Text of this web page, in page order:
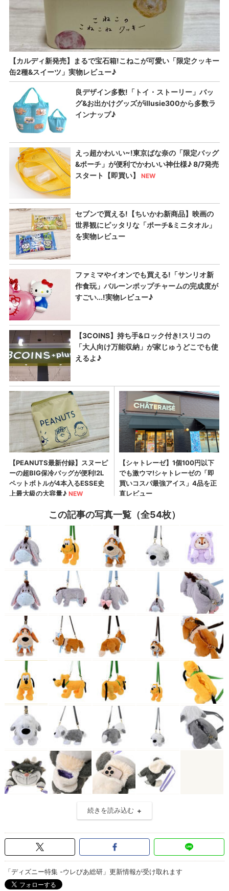
この記事の写真一覧（全54枚）
続きを読み込む
「ディズニー特集 -ウレぴあ総研」更新情報が受け取れます